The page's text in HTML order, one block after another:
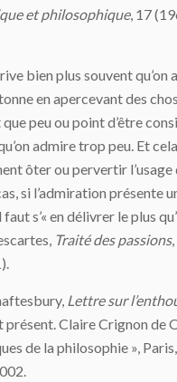
et philosophique, 17
bien plus souvent qu’on
en apercevant des
peu ou point d’être
admire trop peu. Et
ôter ou pervertir l’usage
si l’admiration présente
s’« en délivrer le plus
Traité des passions
Lettre sur
présent. Claire Crignon de
de la philosophie »,